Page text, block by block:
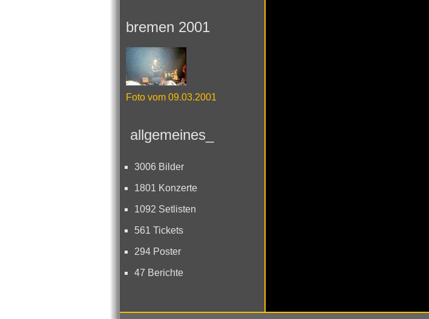
bremen 2001
Foto vom 09.03.2001
allgemeines_
3006 Bilder
1801 Konzerte
1092 Setlisten
561 Tickets
294 Poster
47 Berichte